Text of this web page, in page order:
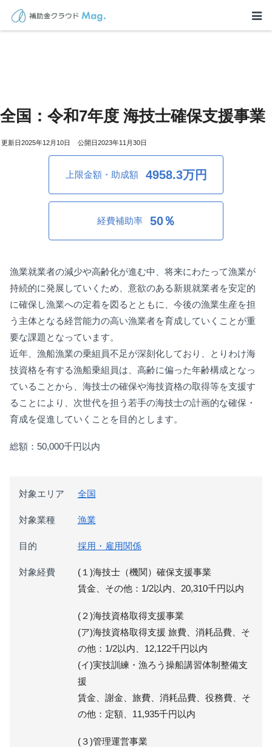
全国：令和7年度 海技士確保支援事業
2025年12月10日 2023年11月30日
上限金額・助成額 4958.3万円
経費補助率 50％
漁業就業者の減少や高齢化が進む中、将来にわたって漁業が
持続的に発展していくため、意欲のある新規就業者を安定的
に確保し漁業への定着を図るとともに、今後の漁業生産を担
う主体となる経営能力の高い漁業者を育成していくことが重
要な課題となっています。
近年、漁船漁業の乗組員不足が深刻化しており、とりわけ海
技資格を有する漁船乗組員は、高齢に偏った年齢構成となっ
ていることから、海技士の確保や海技資格の取得等を支援す
ることにより、次世代を担う若手の海技士の計画的な確保・
育成を促進していくことを目的とします。
総額：50,000千円以内
対象エリア 全国
対象業種 漁業
目的 採用・雇用関係
対象経費
(１)海技士（機関）確保支援事業
賃金、その他：1/2以内、20,310千円以内
(２)海技資格取得支援事業
(ア)海技資格取得支援 旅費、消耗品費、そ
の他：1/2以内、12,122千円以内
(イ)実技訓練・漁ろう操船講習体制整備支
援
賃金、謝金、旅費、消耗品費、役務費、そ
の他：定額、11,935千円以内
(３)管理運営事業